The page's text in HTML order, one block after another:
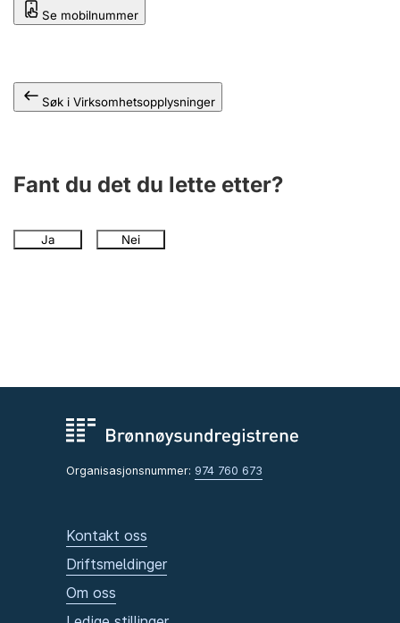
Se mobilnummer
Søk i Virksomhetsopplysninger
Fant du det du lette etter?
Ja Nei
Organisasjonsnummer: 974 760 673
Kontakt oss
Driftsmeldinger
Om oss